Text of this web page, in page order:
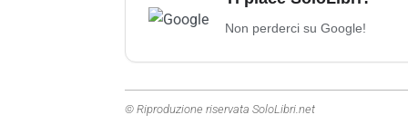
Non perderci su Google!
© Riproduzione riservata SoloLibri.net